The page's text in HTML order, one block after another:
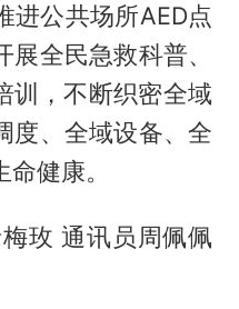
进公共场所AED点
全民急救科普、
训，不断织密全域
度、全域设备、全
健康。
玫 通讯员周佩佩